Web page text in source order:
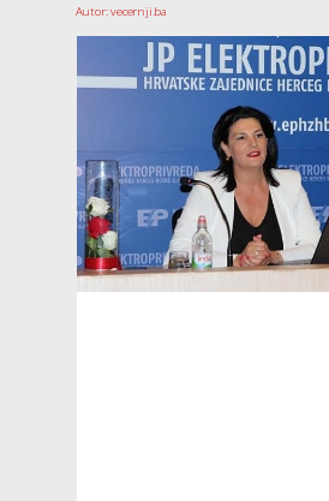
Autor: vecernji.ba